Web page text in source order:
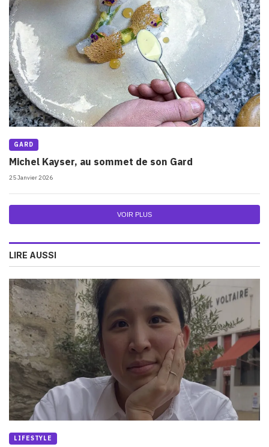
GARD
Michel Kayser, au sommet de son Gard
25 Janvier 2026
VOIR PLUS
LIRE AUSSI
LIFESTYLE